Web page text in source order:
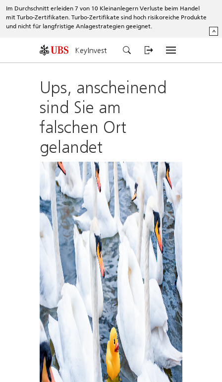
Im Durchschnitt erleiden 7 von 10 Kleinanlegern Verluste beim Handel
mit Turbo-Zertifikaten. Turbo-Zertifikate sind hoch risikoreiche Produkte
und nicht für langfristige Anlagestrategien geeignet.
^
KeyInvest
Ups, anscheinend
sind Sie am
falschen Ort
gelandet